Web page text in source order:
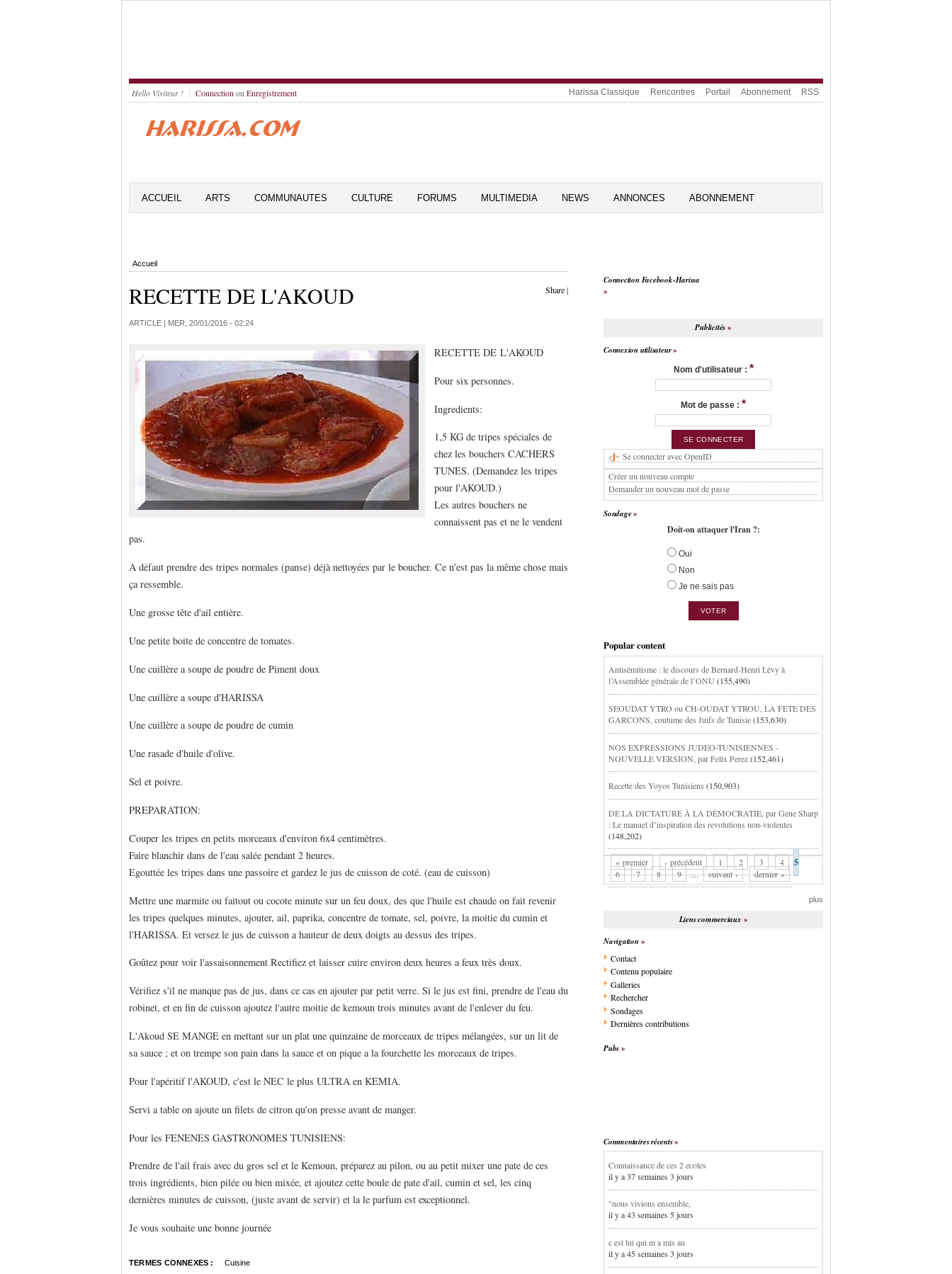
Hello Visiteur ! Connection ou Enregistrement Harissa Classique Rencontres Portail Abonnement RSS
ACCUEIL ARTS COMMUNAUTES CULTURE FORUMS MULTIMEDIA NEWS ANNONCES ABONNEMENT
Accueil
Share|
RECETTE DE L'AKOUD
ARTICLE | MER, 20/01/2016 - 02:24
RECETTE DE L'AKOUD
Pour six personnes.
Ingredients:
1,5 KG de tripes spéciales de
chez les bouchers CACHERS
TUNES. (Demandez les tripes
pour l'AKOUD.)
Les autres bouchers ne
connaissent pas et ne le vendent
pas.
A défaut prendre des tripes normales (panse) déjà nettoyées par le boucher. Ce n'est pas la même chose mais
ça ressemble.
Une grosse tête d'ail entière.
Une petite boite de concentre de tomates.
Une cuillère a soupe de poudre de Piment doux
Une cuillère a soupe d'HARISSA
Une cuillère a soupe de poudre de cumin
Une rasade d'huile d'olive.
Sel et poivre.
PREPARATION:
Couper les tripes en petits morceaux d'environ 6x4 centimètres.
Faire blanchir dans de l'eau salée pendant 2 heures.
Egouttée les tripes dans une passoire et gardez le jus de cuisson de coté. (eau de cuisson)
Mettre une marmite ou faitout ou cocote minute sur un feu doux, des que l'huile est chaude on fait revenir
les tripes quelques minutes, ajouter, ail, paprika, concentre de tomate, sel, poivre, la moitie du cumin et
l'HARISSA. Et versez le jus de cuisson a hauteur de deux doigts au dessus des tripes.
Goûtez pour voir l'assaisonnement Rectifiez et laisser cuire environ deux heures a feux très doux.
Vérifiez s'il ne manque pas de jus, dans ce cas en ajouter par petit verre. Si le jus est fini, prendre de l'eau du
robinet, et en fin de cuisson ajoutez l'autre moitie de kemoun trois minutes avant de l'enlever du feu.
L'Akoud SE MANGE en mettant sur un plat une quinzaine de morceaux de tripes mélangées, sur un lit de
sa sauce ; et on trempe son pain dans la sauce et on pique a la fourchette les morceaux de tripes.
Pour l'apéritif l'AKOUD, c'est le NEC le plus ULTRA en KEMIA.
Servi a table on ajoute un filets de citron qu'on presse avant de manger.
Pour les FENENES GASTRONOMES TUNISIENS:
Prendre de l'ail frais avec du gros sel et le Kemoun, préparez au pilon, ou au petit mixer une pate de ces
trois ingrédients, bien pilée ou bien mixée, et ajoutez cette boule de pate d'ail, cumin et sel, les cinq
dernières minutes de cuisson, (juste avant de servir) et la le parfum est exceptionnel.
Je vous souhaite une bonne journée
TERMES CONNEXES : Cuisine
Connection Facebook-Harissa
Publicités
Connexion utilisateur
Nom d'utilisateur : *
Mot de passe : *
Se connecter avec OpenID
Créer un nouveau compte
Demander un nouveau mot de passe
Sondage
Doit-on attaquer l'Iran ?:
Oui
Non
Je ne sais pas
Popular content
Antisémitisme : le discours de Bernard-Henri Lévy à
l’Assemblée générale de l’ONU (155,490)
SEOUDAT YTRO ou CH-OUDAT YTROU, LA FETE DES
GARCONS, coutume des Juifs de Tunisie(153,630)
NOS EXPRESSIONS JUDEO-TUNISIENNES -
NOUVELLE VERSION, par Felix Perez(152,461)
Recette des Yoyos Tunisiens (150,903)
DE LA DICTATURE À LA DÉMOCRATIE, par Gene Sharp
: Le manuel d’inspiration des revolutions non-violentes
(148,202)
« premier ‹ précédent 1 2 3 4 5
6 7 8 9 … suivant › dernier »
plus
Liens commerciaux
Navigation
Contact
Contenu populaire
Galleries
Rechercher
Sondages
Dernières contributions
Pubs
Commentaires récents
Connaissance de ces 2 ecoles
il y a 37 semaines 3 jours
"nous vivions ensemble,
il y a 43 semaines 5 jours
c est lui qui m a mis au
il y a 45 semaines 3 jours